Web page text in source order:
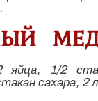
1/2
сахара, 2